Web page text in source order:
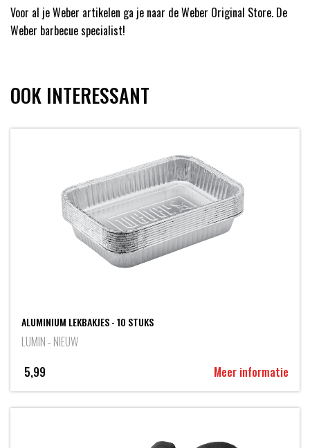
Voor al je Weber artikelen ga je naar de Weber Original Store. De
Weber barbecue specialist!
OOK INTERESSANT
ALUMINIUM LEKBAKJES - 10 STUKS
LUMIN - NIEUW
5,99
Meer informatie